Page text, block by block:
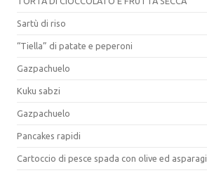
Sartù di riso
“Tiella” di patate e peperoni
Gazpachuelo
Kuku sabzi
Gazpachuelo
Pancakes rapidi
Cartoccio di pesce spada con olive ed asparagi